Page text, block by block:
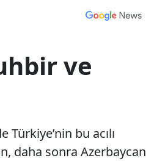
ve
bu acılı
daha sonra Azerbaycan